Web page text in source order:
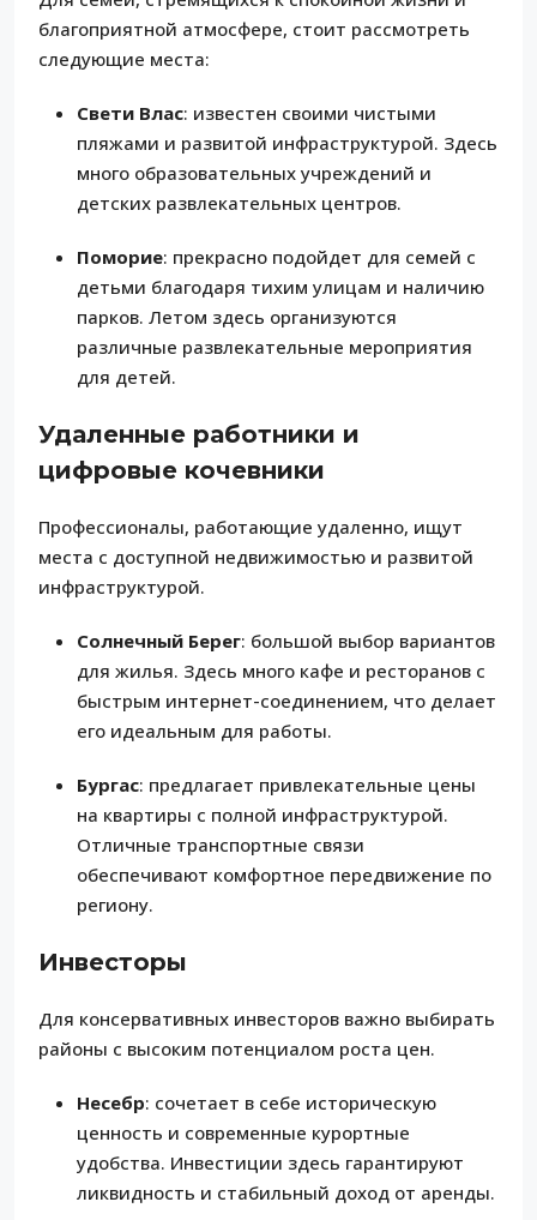
благоприятной атмосфере, стоит рассмотреть
следующие места:
Свети Влас: известен своими чистыми
пляжами и развитой инфраструктурой. Здесь
много образовательных учреждений и
детских развлекательных центров.
Поморие: прекрасно подойдет для семей с
детьми благодаря тихим улицам и наличию
парков. Летом здесь организуются
различные развлекательные мероприятия
для детей.
Удаленные работники и
цифровые кочевники
Профессионалы, работающие удаленно, ищут
места с доступной недвижимостью и развитой
инфраструктурой.
Солнечный Берег: большой выбор вариантов
для жилья. Здесь много кафе и ресторанов с
быстрым интернет-соединением, что делает
его идеальным для работы.
Бургас: предлагает привлекательные цены
на квартиры с полной инфраструктурой.
Отличные транспортные связи
обеспечивают комфортное передвижение по
региону.
Инвесторы
Для консервативных инвесторов важно выбирать
районы с высоким потенциалом роста цен.
Несебр: сочетает в себе историческую
ценность и современные курортные
удобства. Инвестиции здесь гарантируют
ликвидность и стабильный доход от аренды.